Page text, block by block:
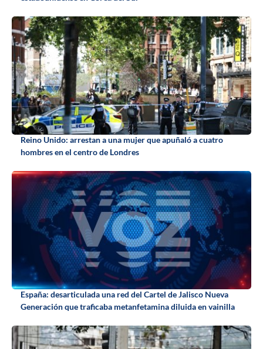
Reino Unido: arrestan a una mujer que apuñaló a cuatro
hombres en el centro de Londres
España: desarticulada una red del Cartel de Jalisco Nueva
Generación que traficaba metanfetamina diluida en vainilla